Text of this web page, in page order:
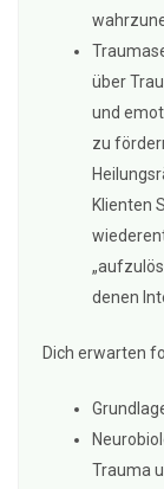
über
und
zu
Klienten
denen
Dich erwarten
Trauma